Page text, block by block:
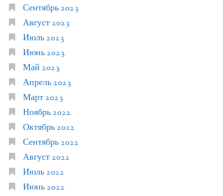
Сентябрь 2023
Август 2023
Июль 2023
Июнь 2023
Май 2023
Апрель 2023
Март 2023
Ноябрь 2022
Октябрь 2022
Сентябрь 2022
Август 2022
Июль 2022
Июнь 2022